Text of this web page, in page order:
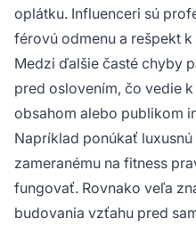
oplátku. Influenceri sú
férovú odmenu a rešpekt
Medzi ďalšie časté chyby
pred oslovením, čo vedie
obsahom alebo publikom
Napríklad ponúkať
zameranému na fitness
fungovať. Rovnako veľa
budovania vzťahu pred